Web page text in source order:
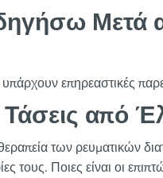
Μετά
επηρεαστικές
από
των ρευματικών
τους. Ποιες είναι οι